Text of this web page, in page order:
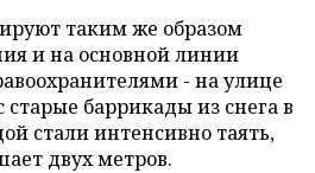
таким же образом
и на основной линии
- на улице
старые баррикады из снега в
стали интенсивно таять,
двух метров.